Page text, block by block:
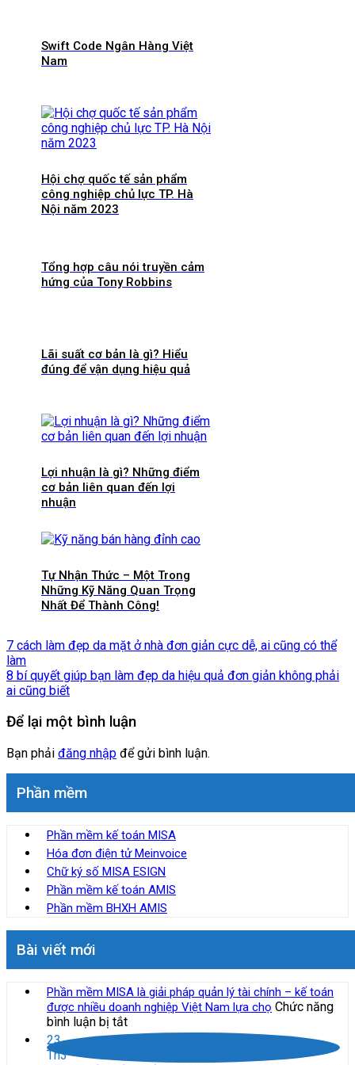
Swift Code Ngân Hàng Việt
Nam
Hội chợ quốc tế sản phẩm
công nghiệp chủ lực TP. Hà
Nội năm 2023
Tổng hợp câu nói truyền cảm
hứng của Tony Robbins
Lãi suất cơ bản là gì? Hiểu
đúng để vận dụng hiệu quả
Lợi nhuận là gì? Những điểm
cơ bản liên quan đến lợi
nhuận
Tự Nhận Thức – Một Trong
Những Kỹ Năng Quan Trọng
Nhất Để Thành Công!
7 cách làm đẹp da mặt ở nhà đơn giản cực dễ, ai cũng có thể
làm
8 bí quyết giúp bạn làm đẹp da hiệu quả đơn giản không phải
ai cũng biết
Để lại một bình luận
Bạn phải đăng nhập để gửi bình luận.
Phần mềm
Phần mềm kế toán MISA
Hóa đơn điện tử Meinvoice
Chữ ký số MISA ESIGN
Phần mềm kế toán AMIS
Phần mềm BHXH AMIS
Bài viết mới
Phần mềm MISA là giải pháp quản lý tài chính – kế toán
được nhiều doanh nghiệp Việt Nam lựa chọ Chức năng
bình luận bị tắtở
Phần
23
Th3